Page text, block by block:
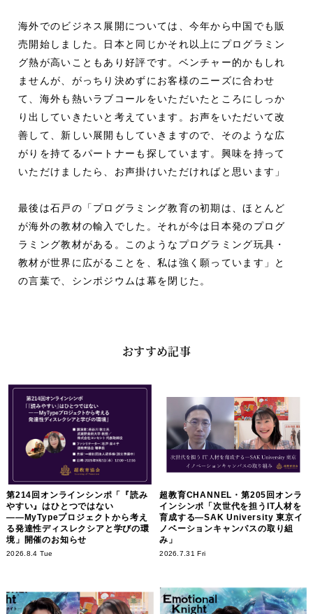
海外でのビジネス展開については、今年から中国でも販
売開始しました。日本と同じかそれ以上にプログラミン
グ熱が高いこともあり好評です。ベンチャー的かもしれ
ませんが、がっちり決めずにお客様のニーズに合わせ
て、海外も熱いラブコールをいただいたところにしっか
り出していきたいと考えています。お声をいただいて改
善して、新しい展開もしていきますので、そのような広
がりを持てるパートナーも探しています。興味を持って
いただけましたら、お声掛けいただければと思います」
最後は石戸の「プログラミング教育の初期は、ほとんど
が海外の教材の輸入でした。それが今は日本発のプログ
ラミング教材がある。このようなプログラミング玩具・
教材が世界に広がることを、私は強く願っています」と
の言葉で、シンポジウムは幕を閉じた。
おすすめ記事
第214回オンラインシンポ「『読み
やすい』はひとつではない
――MyTypeプロジェクトから考え
る発達性ディスレクシアと学びの環
境」開催のお知らせ
2026.8.4 Tue
超教育CHANNEL・第205回オンラ
インシンポ「次世代を担うIT人材を
育成する―SAK University 東京イ
ノベーションキャンパスの取り組
み」
2026.7.31 Fri